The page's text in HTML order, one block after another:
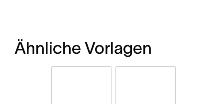
Ähnliche Vorlagen